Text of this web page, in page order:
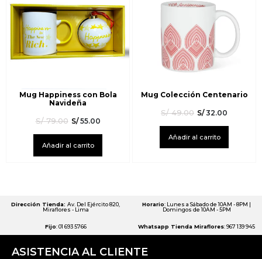
Mug Happiness con Bola
Navideña
S/79.00 S/55.00
Añadir al carrito
Mug Colección Centenario
S/49.00 S/32.00
Añadir al carrito
Dirección Tienda: Av. Del Ejército 820,
Miraflores - Lima
Horario: Lunes a Sábado de 10AM - 8PM |
Domingos de 10AM - 5PM
Fijo: 01 693 5766 Whatsapp Tienda Miraflores: 967 139 945
ASISTENCIA AL CLIENTE